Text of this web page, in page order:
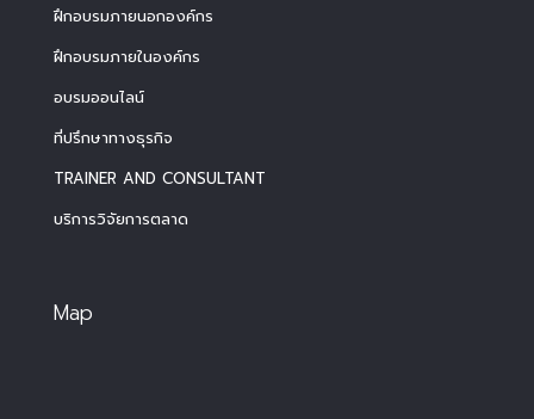
ฝึกอบรมภายนอกองค์กร
ฝึกอบรมภายในองค์กร
อบรมออนไลน์
ที่ปรึกษาทางธุรกิจ
TRAINER AND CONSULTANT
บริการวิจัยการตลาด
Map